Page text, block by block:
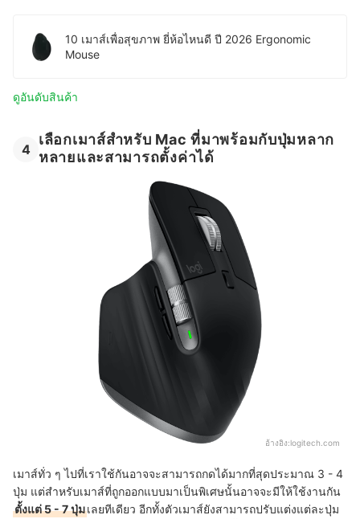
10 เมาส์เพื่อสุขภาพ ยี่ห้อไหนดี ปี 2026 Ergonomic
Mouse
ดูอันดับสินค้า
4
เลือกเมาส์สำหรับ Mac ที่มาพร้อมกับปุ่มหลาก
หลายและสามารถตั้งค่าได้
อ้างอิง:logitech.com
เมาส์ทั่ว ๆ ไปที่เราใช้กันอาจจะสามารถกดได้มากที่สุดประมาณ 3 - 4
ปุ่ม แต่สำหรับเมาส์ที่ถูกออกแบบมาเป็นพิเศษนั้นอาจจะมีให้ใช้งานกัน
ตั้งแต่ 5 - 7 ปุ่มเลยทีเดียว อีกทั้งตัวเมาส์ยังสามารถปรับแต่งแต่ละปุ่ม